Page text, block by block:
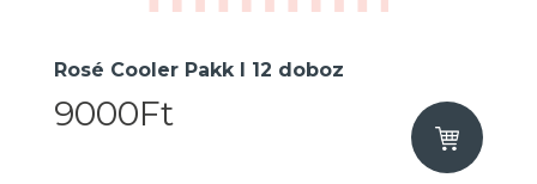
Rosé Cooler Pakk I 12 doboz
9000Ft